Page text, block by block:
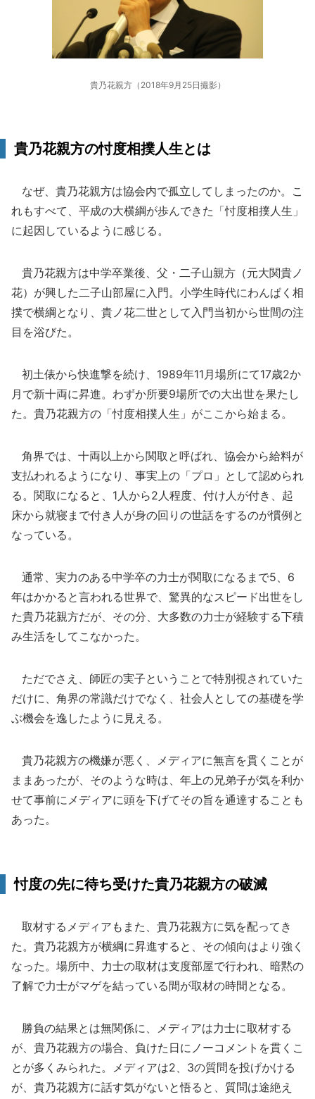
貴乃花親方（2018年9月25日撮影）
貴乃花親方の忖度相撲人生とは
なぜ、貴乃花親方は協会内で孤立してしまったのか。こ
れもすべて、平成の大横綱が歩んできた「忖度相撲人生」
に起因しているように感じる。
貴乃花親方は中学卒業後、父・二子山親方（元大関貴ノ
花）が興した二子山部屋に入門。小学生時代にわんぱく相
撲で横綱となり、貴ノ花二世として入門当初から世間の注
目を浴びた。
初土俵から快進撃を続け、1989年11月場所にて17歳2か
月で新十両に昇進。わずか所要9場所での大出世を果たし
た。貴乃花親方の「忖度相撲人生」がここから始まる。
角界では、十両以上から関取と呼ばれ、協会から給料が
支払われるようになり、事実上の「プロ」として認められ
る。関取になると、1人から2人程度、付け人が付き、起
床から就寝まで付き人が身の回りの世話をするのが慣例と
なっている。
通常、実力のある中学卒の力士が関取になるまで5、6
年はかかると言われる世界で、驚異的なスピード出世をし
た貴乃花親方だが、その分、大多数の力士が経験する下積
み生活をしてこなかった。
ただでさえ、師匠の実子ということで特別視されていた
だけに、角界の常識だけでなく、社会人としての基礎を学
ぶ機会を逸したように見える。
貴乃花親方の機嫌が悪く、メディアに無言を貫くことが
ままあったが、そのような時は、年上の兄弟子が気を利か
せて事前にメディアに頭を下げてその旨を通達することも
あった。
忖度の先に待ち受けた貴乃花親方の破滅
取材するメディアもまた、貴乃花親方に気を配ってき
た。貴乃花親方が横綱に昇進すると、その傾向はより強く
なった。場所中、力士の取材は支度部屋で行われ、暗黙の
了解で力士がマゲを結っている間が取材の時間となる。
勝負の結果とは無関係に、メディアは力士に取材する
が、貴乃花親方の場合、負けた日にノーコメントを貫くこ
とが多くみられた。メディアは2、3の質問を投げかける
が、貴乃花親方に話す気がないと悟ると、質問は途絶え